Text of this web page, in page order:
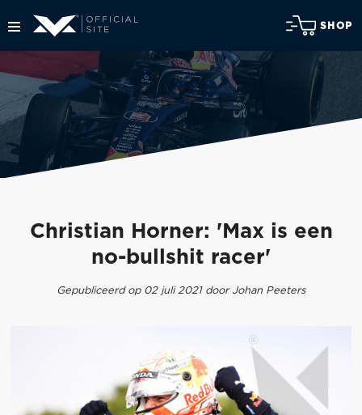
SHOP
Christian Horner: 'Max is een
no-bullshit racer'
Gepubliceerd op 02 juli 2021 door Johan Peeters